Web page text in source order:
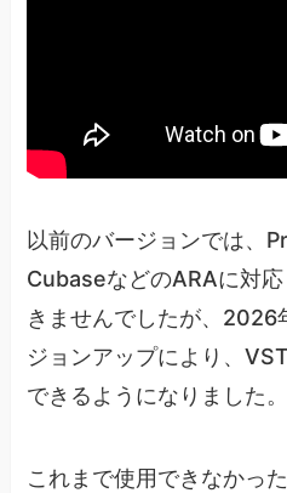
以前のバージョンでは、
CubaseなどのARAに対
きませんでしたが、2026
ジョンアップにより、
できるようになりました。
これまで使用できなかっ